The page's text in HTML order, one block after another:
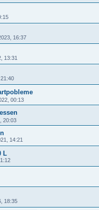
16:37
13:31
00:13
20:03
14:21
L
18:35